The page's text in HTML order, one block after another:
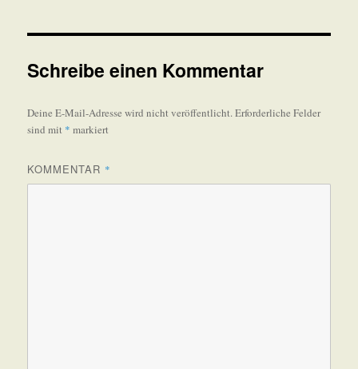
Schreibe einen Kommentar
Deine E-Mail-Adresse wird nicht veröffentlicht.Erforderliche Felder
sind mit * markiert
KOMMENTAR *